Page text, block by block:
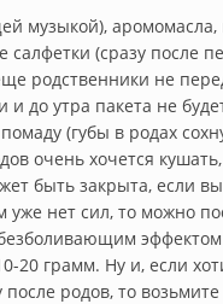
музыкой),
(сразу после
родственники не
и до утра пакета не
(губы в родах
очень хочется
быть закрыта, если
уже нет сил, то можно
эффектом
20 грамм. Ну и, если
родов, то